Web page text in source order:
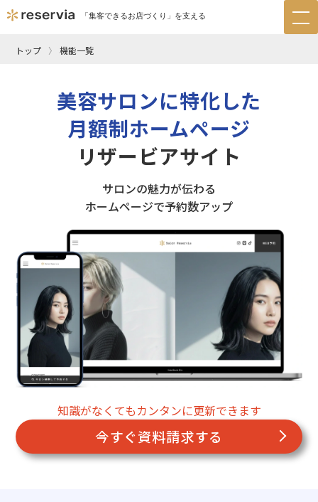
「集客できるお店づくり」を支える
トップ 機能一覧
美容サロンに特化した
月額制ホームページ
リザービアサイト
サロンの魅力が伝わる
ホームページで予約数アップ
知識がなくてもカンタンに更新できます
今すぐ資料請求する